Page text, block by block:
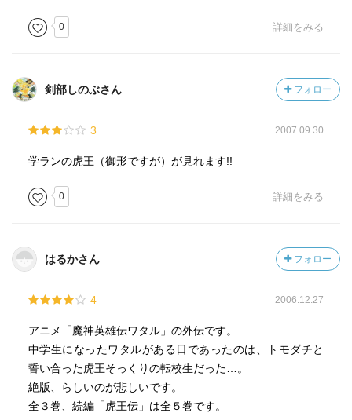
0 詳細をみる
剣部しのぶさん フォロー
3 2007.09.30
学ランの虎王（御形ですが）が見れます!!
0 詳細をみる
はるかさん フォロー
4 2006.12.27
アニメ「魔神英雄伝ワタル」の外伝です。
中学生になったワタルがある日であったのは、トモダチと
誓い合った虎王そっくりの転校生だった…。
絶版、らしいのが悲しいです。
全３巻、続編「虎王伝」は全５巻です。